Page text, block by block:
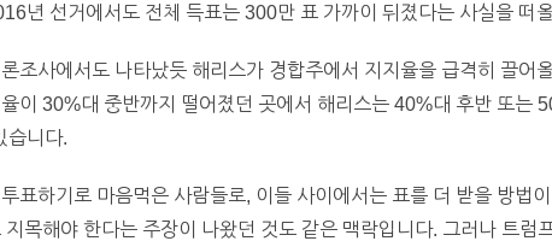
년 선거에서도 전체 득표는 300만 표 가까이 뒤졌다는 사실을 떠
조사에서도 나타났듯 해리스가 경합주에서 지지율을 급격히 끌어
이 30%대 중반까지 떨어졌던 곳에서 해리스는 40%대 후반 또는
습니다.
표하기로 마음먹은 사람들로, 이들 사이에서는 표를 더 받을 방법
목해야 한다는 주장이 나왔던 것도 같은 맥락입니다. 그러나 트럼